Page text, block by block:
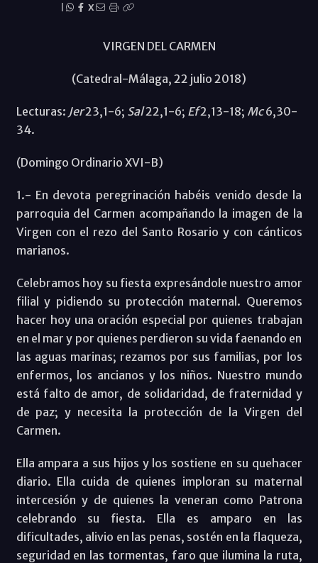
X
VIRGEN DEL CARMEN
(Catedral-Málaga, 22 julio 2018)
Lecturas: Jer23,1-6; Sal22,1-6; Ef2,13-18; Mc6,30-
34.
(Domingo Ordinario XVI-B)
1.- En devota peregrinación habéis venido desde la
parroquia del Carmen acompañando la imagen de la
Virgen con el rezo del Santo Rosario y con cánticos
marianos.
Celebramos hoy su fiesta expresándole nuestro amor
filial y pidiendo su protección maternal. Queremos
hacer hoy una oración especial por quienes trabajan
en el mar y por quienes perdieron su vida faenando en
las aguas marinas; rezamos por sus familias, por los
enfermos, los ancianos y los niños. Nuestro mundo
está falto de amor, de solidaridad, de fraternidad y
de paz; y necesita la protección de la Virgen del
Carmen.
Ella ampara a sus hijos y los sostiene en su quehacer
diario. Ella cuida de quienes imploran su maternal
intercesión y de quienes la veneran como Patrona
celebrando su fiesta. Ella es amparo en las
dificultades, alivio en las penas, sostén en la flaqueza,
seguridad en las tormentas, faro que ilumina la ruta,